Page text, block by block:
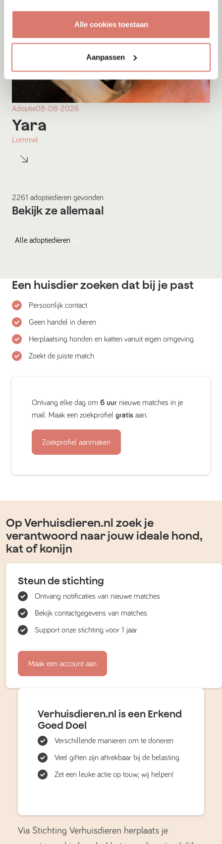
Alle cookies toestaan
Aanpassen
Adoptie08-08-2026
Yara
Lommel
2261 adoptiedieren gevonden
Bekijk ze allemaal
Alle adoptiedieren
Een huisdier zoeken dat bij je past
Persoonlijk contact
Geen handel in dieren
Herplaatsing honden en katten vanuit eigen omgeving
Zoekt de juiste match
Ontvang elke dag om 6 uur nieuwe matches in je
mail. Maak een zoekprofiel gratis aan.
Zoekprofiel aanmaken
Op Verhuisdieren.nl zoek je
verantwoord naar jouw ideale hond,
kat of konijn
Steun de stichting
Ontvang notificaties van nieuwe matches
Bekijk contactgegevens van matches
Support onze stichting voor 1 jaar
Maak een account aan
Verhuisdieren.nl is een Erkend
Goed Doel
Verschillende manieren om te doneren
Veel giften zijn aftrekbaar bij de belasting
Zet een leuke actie op touw; wij helpen!
Via Stichting Verhuisdieren herplaats je